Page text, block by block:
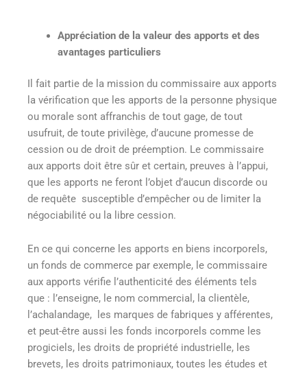
Appréciation de la valeur des apports et des
avantages particuliers
Il fait partie de la mission du commissaire aux apports
la vérification que les apports de la personne physique
ou morale sont affranchis de tout gage, de tout
usufruit, de toute privilège, d’aucune promesse de
cession ou de droit de préemption. Le commissaire
aux apports doit être sûr et certain, preuves à l’appui,
que les apports ne feront l’objet d’aucun discorde ou
de requête susceptible d’empêcher ou de limiter la
négociabilité ou la libre cession.
En ce qui concerne les apports en biens incorporels,
un fonds de commerce par exemple, le commissaire
aux apports vérifie l’authenticité des éléments tels
que : l’enseigne, le nom commercial, la clientèle,
l’achalandage, les marques de fabriques y afférentes,
et peut-être aussi les fonds incorporels comme les
progiciels, les droits de propriété industrielle, les
brevets, les droits patrimoniaux, toutes les études et